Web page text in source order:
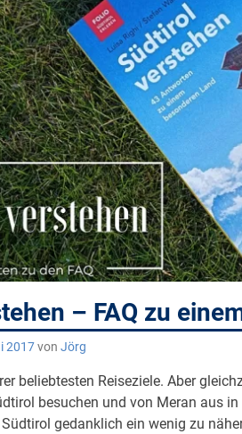
– FAQ zu
2017von Jörg
beliebtesten Reiseziele. Aber
besuchen und von Meran aus
gedanklich ein wenig zu